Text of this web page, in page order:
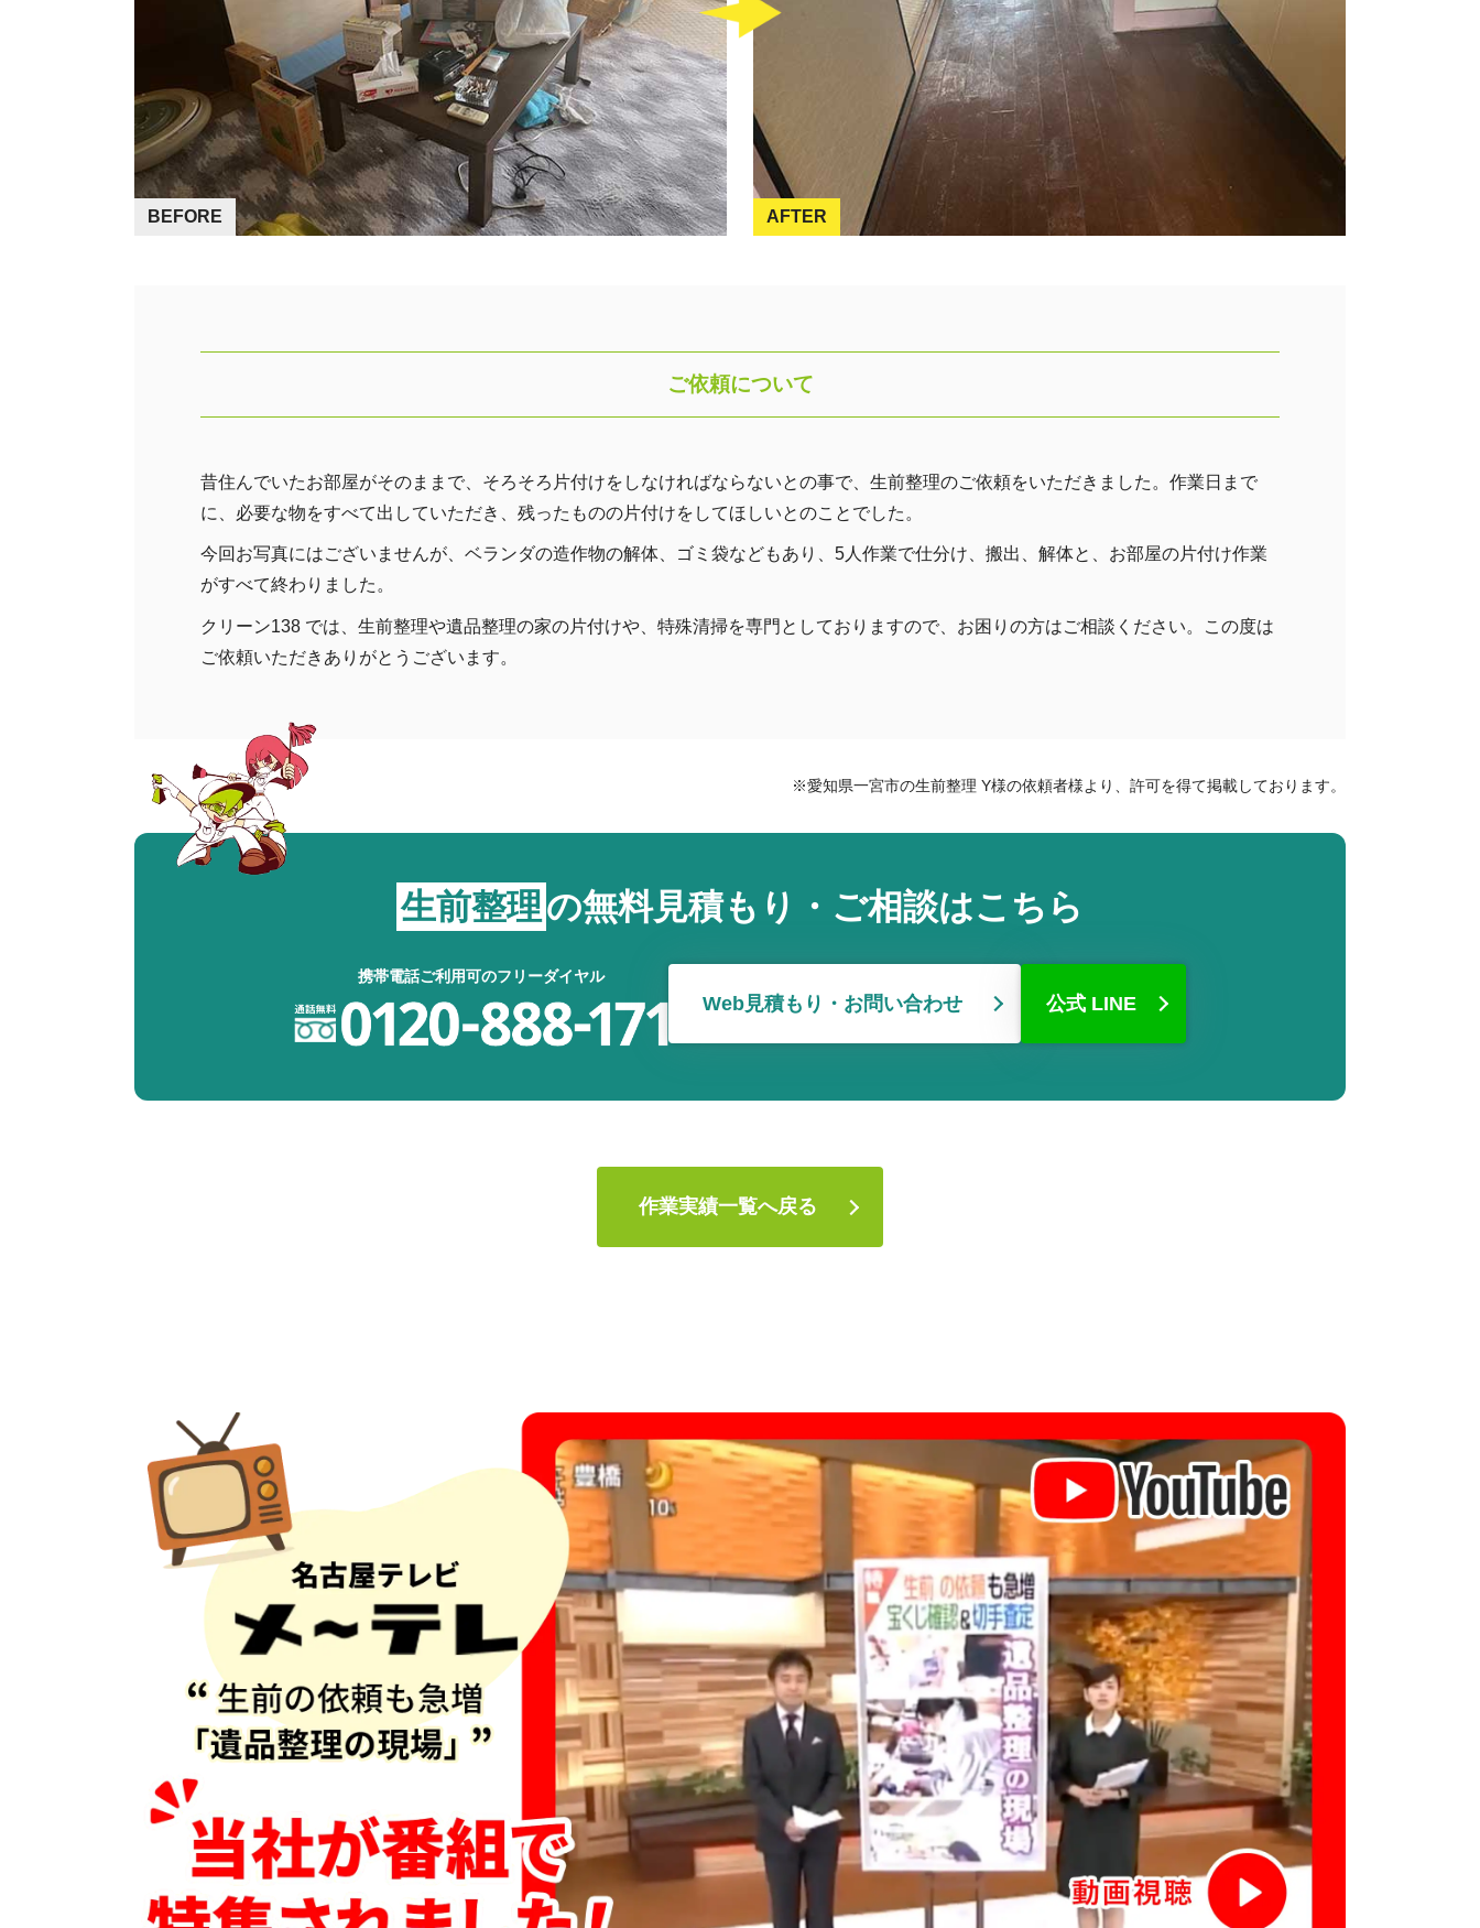
BEFORE AFTER
ご依頼について
昔住んでいたお部屋がそのままで、そろそろ片付けをしなければならないとの事で、生前整理のご依頼をいただきました。作業日まで
に、必要な物をすべて出していただき、残ったものの片付けをしてほしいとのことでした。
今回お写真にはございませんが、ベランダの造作物の解体、ゴミ袋などもあり、5人作業で仕分け、搬出、解体と、お部屋の片付け作業
がすべて終わりました。
クリーン138 では、生前整理や遺品整理の家の片付けや、特殊清掃を専門としておりますので、お困りの方はご相談ください。この度は
ご依頼いただきありがとうございます。
※愛知県一宮市の生前整理 Y様の依頼者様より、許可を得て掲載しております。
生前整理の無料見積もり・ご相談はこちら
携帯電話ご利用可のフリーダイヤル
Web見積もり・お問い合わせ 公式 LINE
作業実績一覧へ戻る